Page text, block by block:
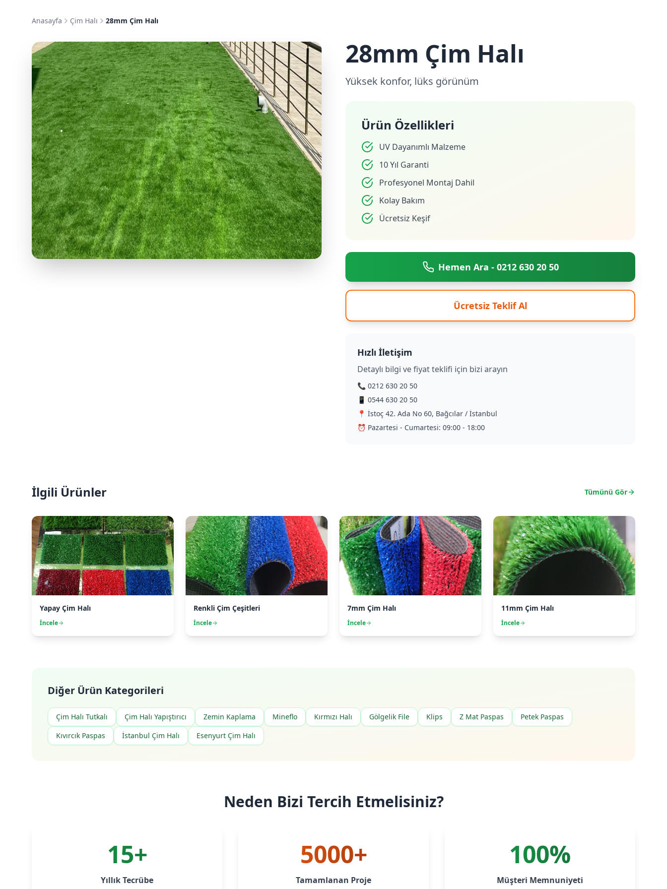
Anasayfa Çim Halı 28mm Çim Halı
28mm Çim Halı
Yüksek konfor, lüks görünüm
Ürün Özellikleri
UV Dayanımlı Malzeme
10 Yıl Garanti
Profesyonel Montaj Dahil
Kolay Bakım
Ücretsiz Keşif
Hemen Ara - 0212 630 20 50
Ücretsiz Teklif Al
Hızlı İletişim
Detaylı bilgi ve fiyat teklifi için bizi arayın
📞 0212 630 20 50
📱 0544 630 20 50
📍 İstoç 42. Ada No 60, Bağcılar / İstanbul
⏰ Pazartesi - Cumartesi: 09:00 - 18:00
İlgili Ürünler Tümünü Gör
Yapay Çim Halı
İncele
Renkli Çim Çeşitleri
İncele
7mm Çim Halı
İncele
11mm Çim Halı
İncele
Diğer Ürün Kategorileri
Çim Halı Tutkalı Çim Halı Yapıştırıcı Zemin Kaplama Mineflo Kırmızı Halı Gölgelik File Klips Z Mat Paspas
Petek Paspas
Kıvırcık Paspas
İstanbul Çim Halı Esenyurt Çim Halı
Neden Bizi Tercih Etmelisiniz?
15+
Yıllık Tecrübe
5000+
Tamamlanan Proje
100%
Müşteri Memnuniyeti